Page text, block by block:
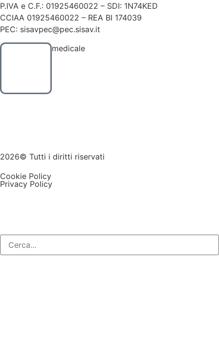
P.IVA e C.F.: 01925460022 – SDI: 1N74KED
CCIAA 01925460022 – REA BI 174039
PEC: sisavpec@pec.sisav.it
medicale
2026© Tutti i diritti riservati
Cookie Policy
Privacy Policy